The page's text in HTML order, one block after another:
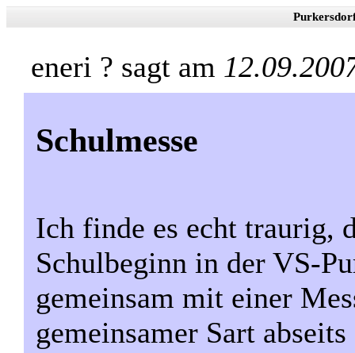
eneri ? sagt am
Schulmesse
Ich finde es echt traurig,
Schulbeginn in der VS-
gemeinsam mit einer
gemeinsamer Sart